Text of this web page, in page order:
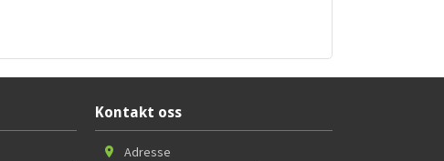
Kontakt oss
Adresse